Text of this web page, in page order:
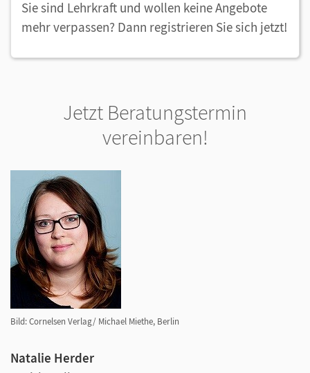
Sie sind Lehrkraft und wollen keine Angebote
mehr verpassen? Dann registrieren Sie sich jetzt!
Jetzt Beratungstermin
vereinbaren!
Bild: Cornelsen Verlag/ Michael Miethe, Berlin
Natalie Herder